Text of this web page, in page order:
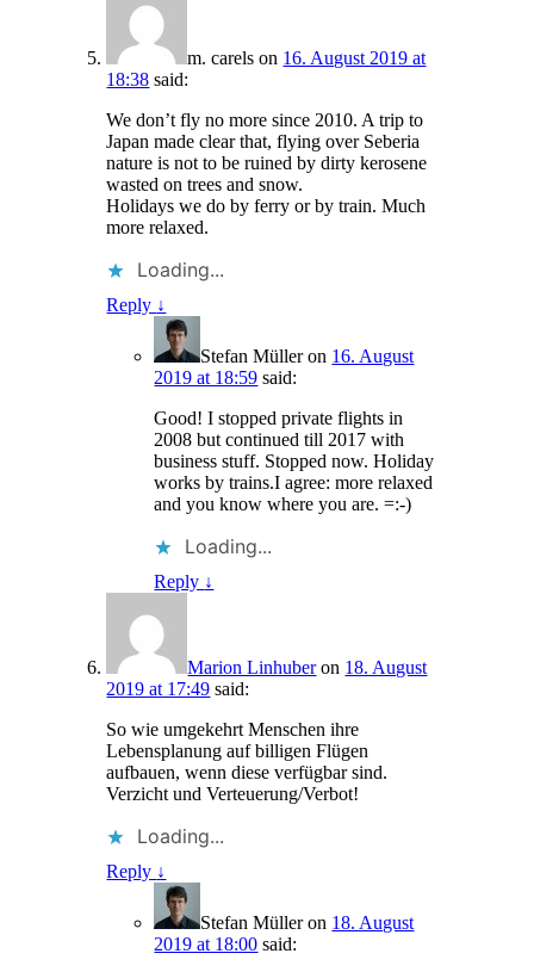
m. carels on 16. August 2019 at
18:38 said:
We don’t fly no more since 2010. A trip to
Japan made clear that, flying over Seberia
nature is not to be ruined by dirty kerosene
wasted on trees and snow.
Holidays we do by ferry or by train. Much
more relaxed.
Loading...
Reply ↓
Stefan Mülleron 16. August
2019 at 18:59 said:
Good! I stopped private flights in
2008 but continued till 2017 with
business stuff. Stopped now. Holiday
works by trains.I agree: more relaxed
and you know where you are. =:-)
Loading...
Reply ↓
Marion Linhuberon 18. August
2019 at 17:49 said:
So wie umgekehrt Menschen ihre
Lebensplanung auf billigen Flügen
aufbauen, wenn diese verfügbar sind.
Verzicht und Verteuerung/Verbot!
Loading...
Reply ↓
Stefan Mülleron 18. August
2019 at 18:00 said: